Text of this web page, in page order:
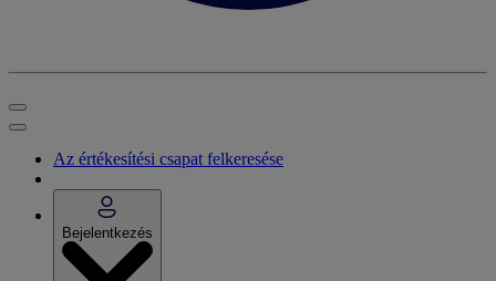
Az értékesítési csapat felkeresése
Bejelentkezés